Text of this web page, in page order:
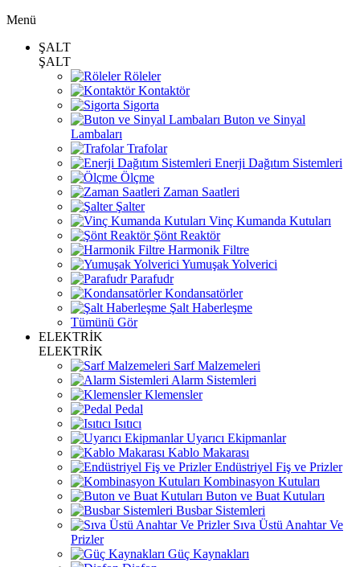
Menü
ŞALT
ŞALT
Röleler
Kontaktör
Sigorta
Buton ve Sinyal
Lambaları
Trafolar
Enerji Dağıtım Sistemleri
Ölçme
Zaman Saatleri
Şalter
Vinç Kumanda Kutuları
Şönt Reaktör
Harmonik Filtre
Yumuşak Yolverici
Parafudr
Kondansatörler
Şalt Haberleşme
Tümünü Gör
ELEKTRİK
ELEKTRİK
Sarf Malzemeleri
Alarm Sistemleri
Klemensler
Pedal
Isıtıcı
Uyarıcı Ekipmanlar
Kablo Makarası
Endüstriyel Fiş ve Prizler
Kombinasyon Kutuları
Buton ve Buat Kutuları
Busbar Sistemleri
Sıva Üstü Anahtar Ve
Prizler
Güç Kaynakları